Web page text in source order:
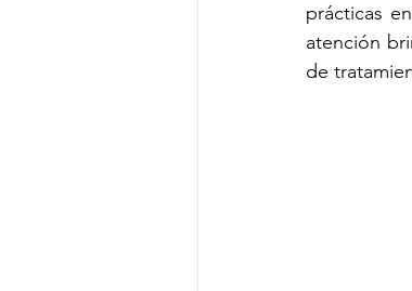
prácticas
atención
de